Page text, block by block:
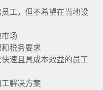
to expand in response
the...
implementation
工，但不希望在当地设
场
税务要求
速且具成本效益的员工
解决方案